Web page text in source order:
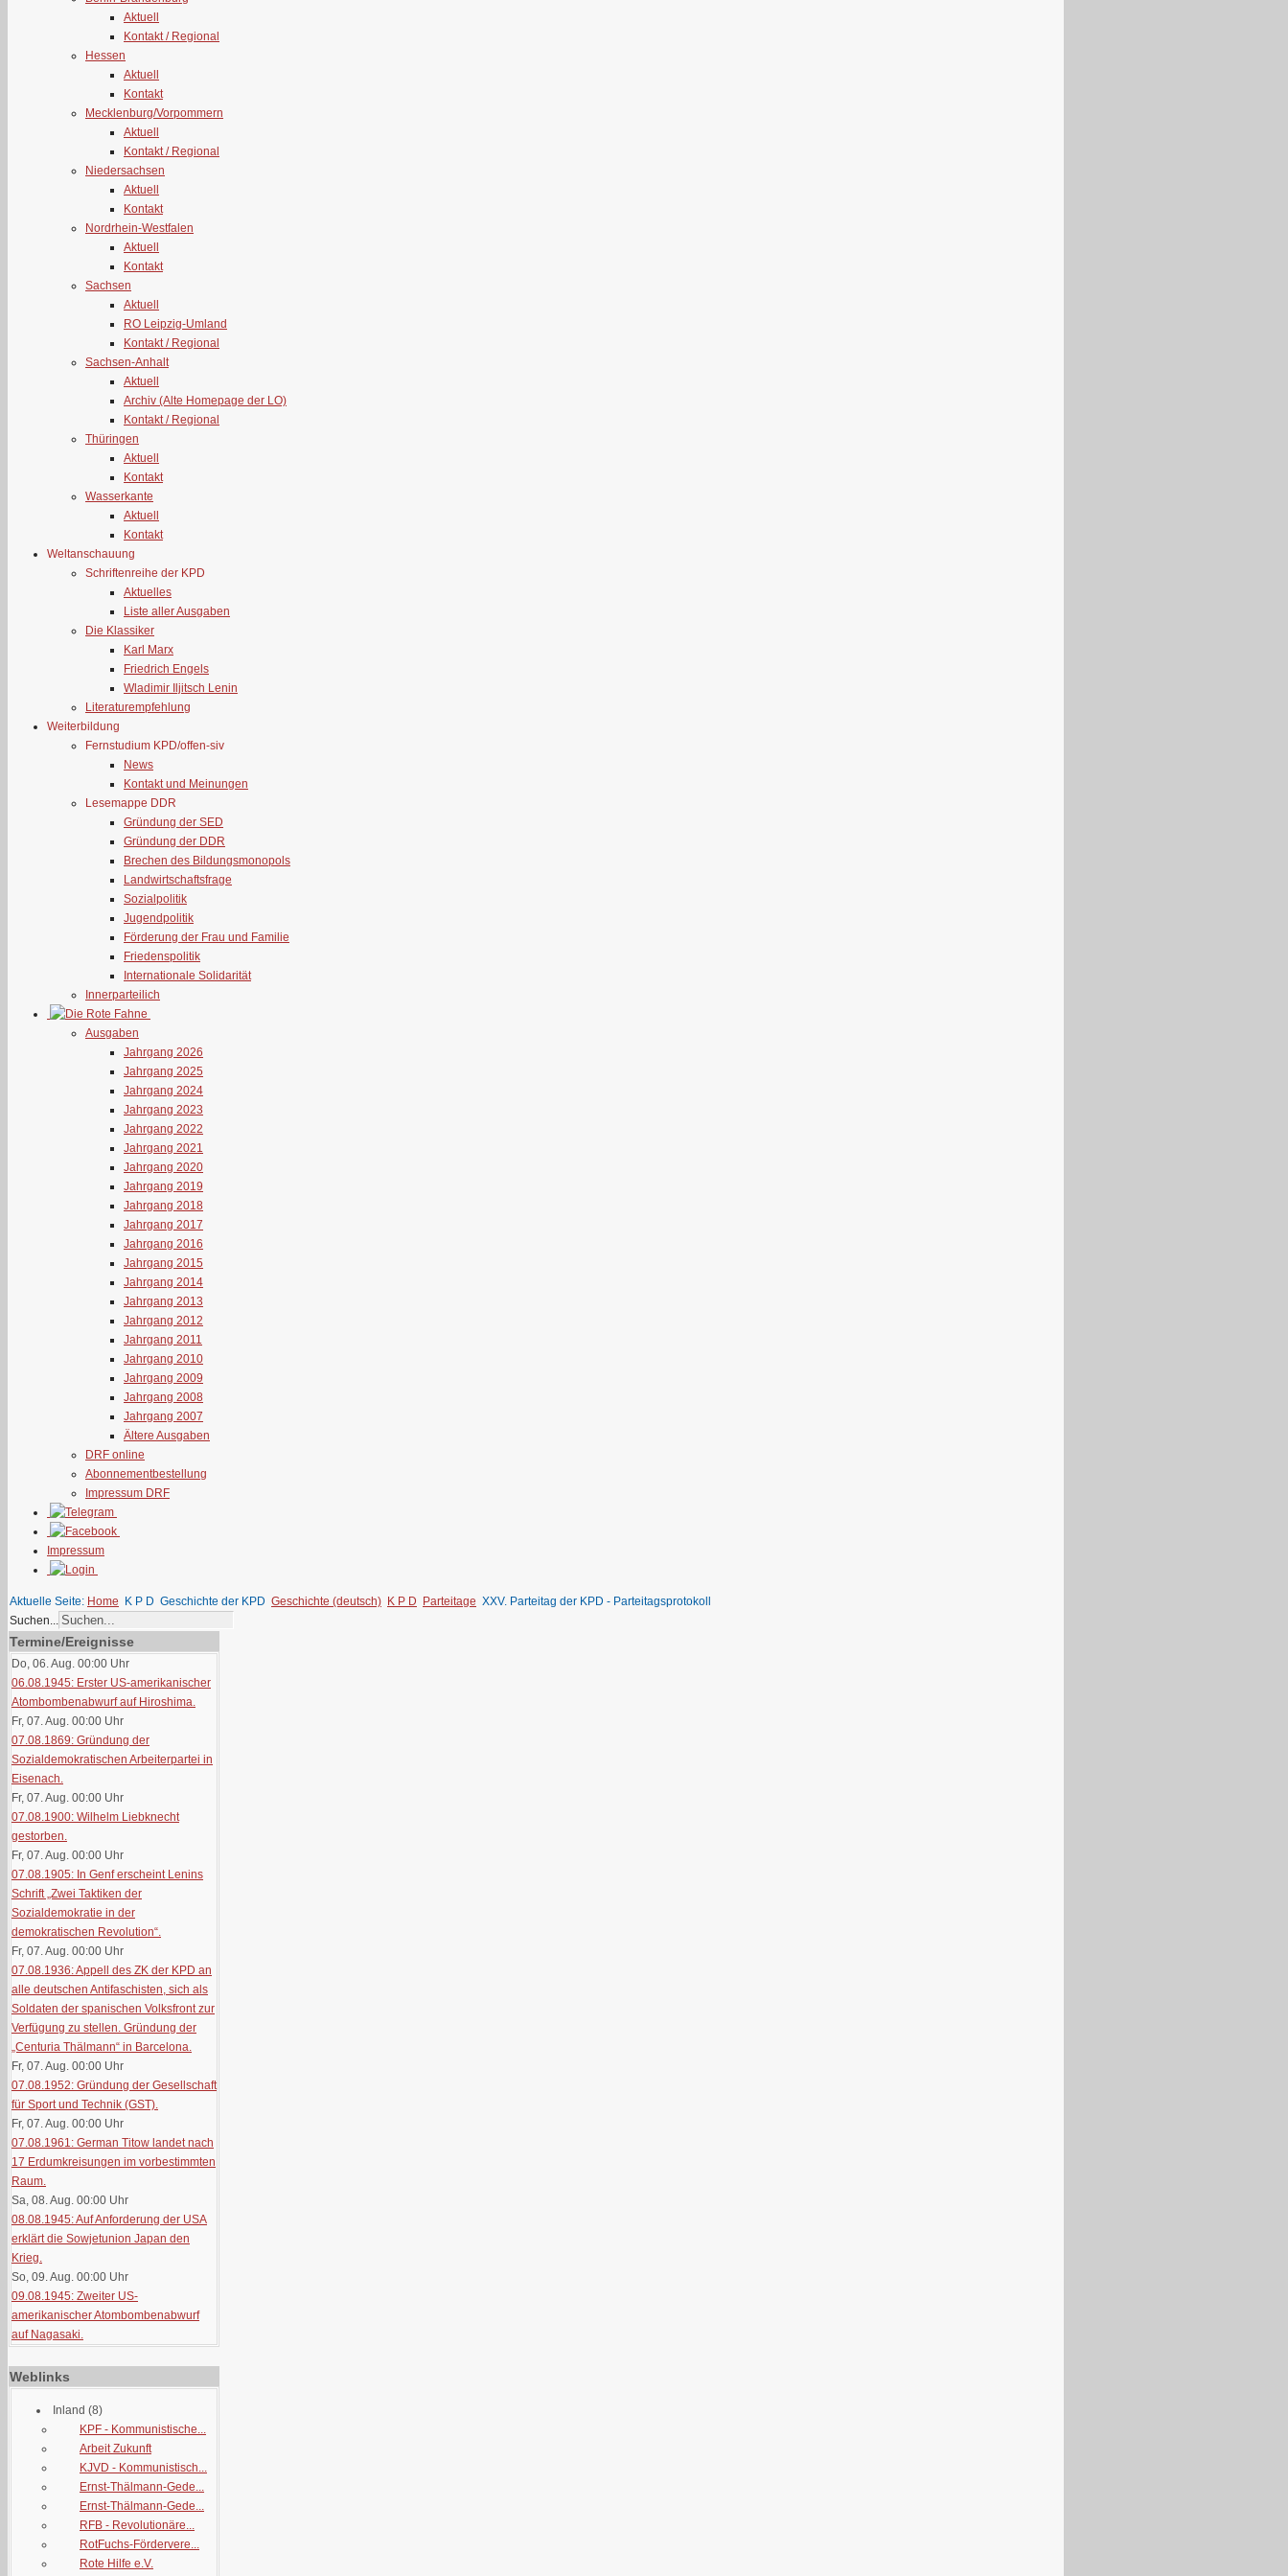
Aktuell
Kontakt / Regional
Hessen
Aktuell
Kontakt
Mecklenburg/Vorpommern
Aktuell
Kontakt / Regional
Niedersachsen
Aktuell
Kontakt
Nordrhein-Westfalen
Aktuell
Kontakt
Sachsen
Aktuell
RO Leipzig-Umland
Kontakt / Regional
Sachsen-Anhalt
Aktuell
Archiv (Alte Homepage der LO)
Kontakt / Regional
Thüringen
Aktuell
Kontakt
Wasserkante
Aktuell
Kontakt
Weltanschauung
Schriftenreihe der KPD
Aktuelles
Liste aller Ausgaben
Die Klassiker
Karl Marx
Friedrich Engels
Wladimir Iljitsch Lenin
Literaturempfehlung
Weiterbildung
Fernstudium KPD/offen-siv
News
Kontakt und Meinungen
Lesemappe DDR
Gründung der SED
Gründung der DDR
Brechen des Bildungsmonopols
Landwirtschaftsfrage
Sozialpolitik
Jugendpolitik
Förderung der Frau und Familie
Friedenspolitik
Internationale Solidarität
Innerparteilich
Ausgaben
Jahrgang 2026
Jahrgang 2025
Jahrgang 2024
Jahrgang 2023
Jahrgang 2022
Jahrgang 2021
Jahrgang 2020
Jahrgang 2019
Jahrgang 2018
Jahrgang 2017
Jahrgang 2016
Jahrgang 2015
Jahrgang 2014
Jahrgang 2013
Jahrgang 2012
Jahrgang 2011
Jahrgang 2010
Jahrgang 2009
Jahrgang 2008
Jahrgang 2007
Ältere Ausgaben
DRF online
Abonnementbestellung
Impressum DRF
Impressum
Aktuelle Seite: Home K P D Geschichte der KPD Geschichte (deutsch) K P D Parteitage XXV. Parteitag der KPD - Parteitagsprotokoll
Suchen...
Termine/Ereignisse
Do, 06. Aug. 00:00 Uhr
06.08.1945: Erster US-amerikanischer
Atombombenabwurf auf Hiroshima.
Fr, 07. Aug. 00:00 Uhr
07.08.1869: Gründung der
Sozialdemokratischen Arbeiterpartei in
Eisenach.
Fr, 07. Aug. 00:00 Uhr
07.08.1900: Wilhelm Liebknecht
gestorben.
Fr, 07. Aug. 00:00 Uhr
07.08.1905: In Genf erscheint Lenins
Schrift „Zwei Taktiken der
Sozialdemokratie in der
demokratischen Revolution“.
Fr, 07. Aug. 00:00 Uhr
07.08.1936: Appell des ZK der KPD an
alle deutschen Antifaschisten, sich als
Soldaten der spanischen Volksfront zur
Verfügung zu stellen. Gründung der
„Centuria Thälmann“ in Barcelona.
Fr, 07. Aug. 00:00 Uhr
07.08.1952: Gründung der Gesellschaft
für Sport und Technik (GST).
Fr, 07. Aug. 00:00 Uhr
07.08.1961: German Titow landet nach
17 Erdumkreisungen im vorbestimmten
Raum.
Sa, 08. Aug. 00:00 Uhr
08.08.1945: Auf Anforderung der USA
erklärt die Sowjetunion Japan den
Krieg.
So, 09. Aug. 00:00 Uhr
09.08.1945: Zweiter US-
amerikanischer Atombombenabwurf
auf Nagasaki.
Weblinks
Inland (8)
KPF - Kommunistische...
Arbeit Zukunft
KJVD - Kommunistisch...
Ernst-Thälmann-Gede...
Ernst-Thälmann-Gede...
RFB - Revolutionäre...
RotFuchs-Fördervere...
Rote Hilfe e.V.